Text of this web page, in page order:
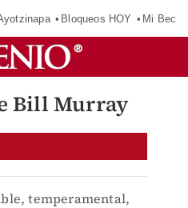
Bloqueos HOY Mi Beca
Bill Murray
temperamental,